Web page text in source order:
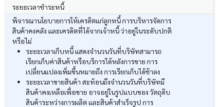
ระยะเวลาชำระหนี้
พิจารณานโยบายการให้เครดิตแก่ลูกหนี้ การบริหารจัดการ
สินค้าคงคลัง และเครดิตที่ได้จากเจ้าหนี้ ว่าอยู่ในระดับปกติ
หรือไม่
ระยะเวลาเก็บหนี้ แสดงจำนวนวันที่บริษัทสามารถ
เรียกเก็บค่าสินค้าหรือบริการได้หลังการขาย การ
เปลี่ยนแปลงเพิ่มขึ้นหมายถึง การเรียกเก็บได้ช้าลง
ระยะเวลาขายสินค้า สะท้อนถึงจำนวนวันที่บริษัทมี
สินค้าคงเหลือเพื่อขาย อาจอยู่ในรูปแบบของ วัตถุดิบ
สินค้าระหว่างการผลิต และสินค้าสำเร็จรูป การ